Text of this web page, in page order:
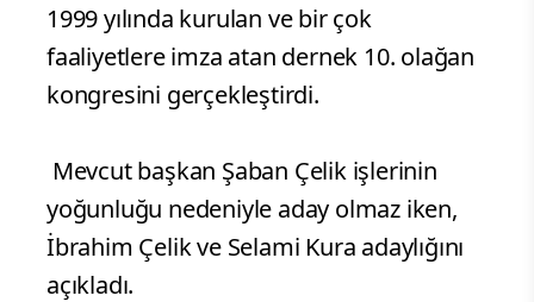
1999 yılında kurulan ve bir çok
faaliyetlere imza atan dernek 10. olağan
kongresini gerçekleştirdi.
Mevcut başkan Şaban Çelik işlerinin
yoğunluğu nedeniyle aday olmaz iken,
İbrahim Çelik ve Selami Kura adaylığını
açıkladı.